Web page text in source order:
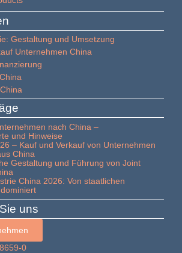
Gestaltung und Umsetzung
Unternehmen China
nach China –
und Hinweise
– Kauf und Verkauf von Unternehmen
China
Gestaltung und Führung von Joint
China 2026: Von staatlichen
uns
0